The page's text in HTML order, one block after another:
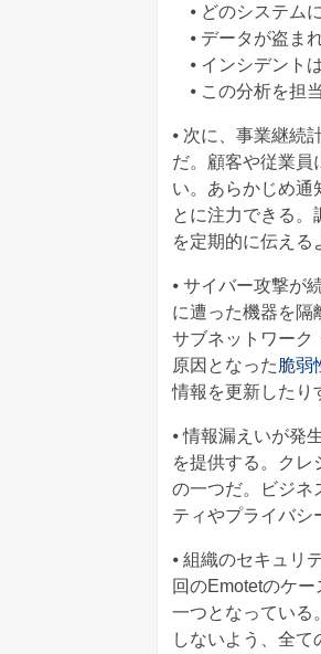
⦁ どのシステム
⦁ データが盗ま
⦁ インシデント
⦁ この分析を担
⦁ 次に、事業継続
だ。顧客や従業員
い。あらかじめ通
とに注力できる。
を定期的に伝える
⦁ サイバー攻撃が
に遭った機器を隔
サブネットワーク
原因となった脆弱
情報を更新したり
⦁ 情報漏えいが発
を提供する。ク
の一つだ。ビジネ
ティやプライバシ
⦁ 組織のセキュリ
回のEmotetのケ
一つとなっている
しないよう、全